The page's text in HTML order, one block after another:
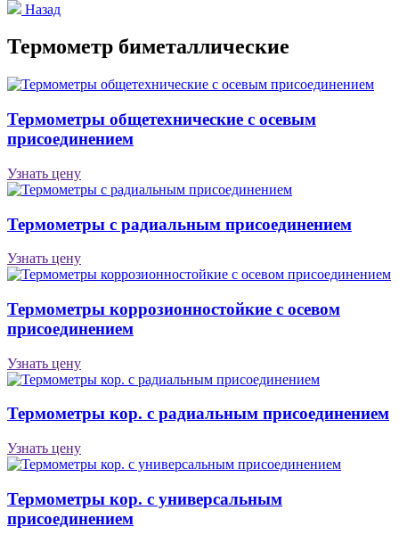
Назад
Термометр биметаллические
Термометры общетехнические с осевым
присоединением
Узнать цену
Термометры с радиальным присоединением
Узнать цену
Термометры коррозионностойкие с осевом
присоединением
Узнать цену
Термометры кор. с радиальным присоединением
Узнать цену
Термометры кор. с универсальным
присоединением